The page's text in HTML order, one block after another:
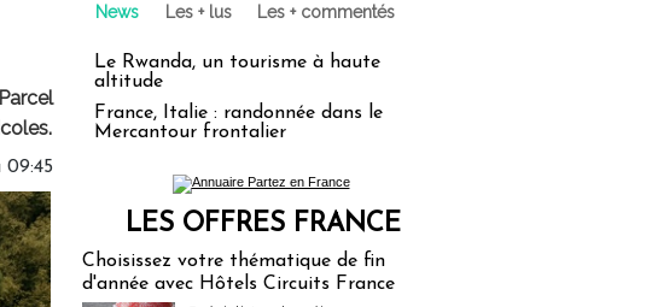
09:45
News Les + lus Les + commentés
Le Rwanda, un tourisme à haute
altitude
France, Italie : randonnée dans le
Mercantour frontalier
LES OFFRES FRANCE
Choisissez votre thématique de fin
d'année avec Hôtels Circuits France